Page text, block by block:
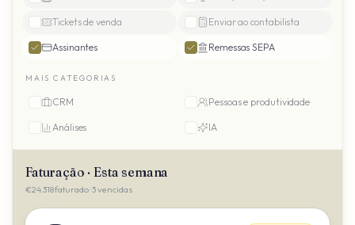
Tickets de venda Enviar ao contabilista
Assinantes Remessas SEPA
MAIS CATEGORIAS
CRM Pessoas e produtividade
Análises IA
Faturação · Esta semana
€24.318 faturado · 3 vencidas